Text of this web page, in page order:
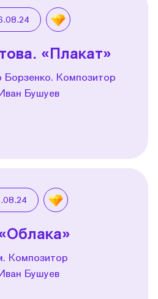
«Плакат»
Борзенко. Композитор
Бушуев
Композитор
Бушуев